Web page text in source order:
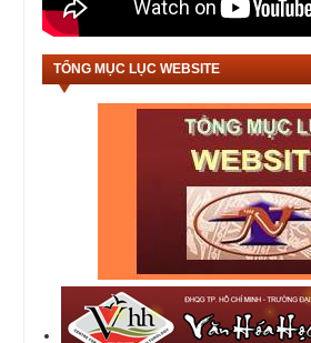
TỔNG MỤC LỤC WEBSITE